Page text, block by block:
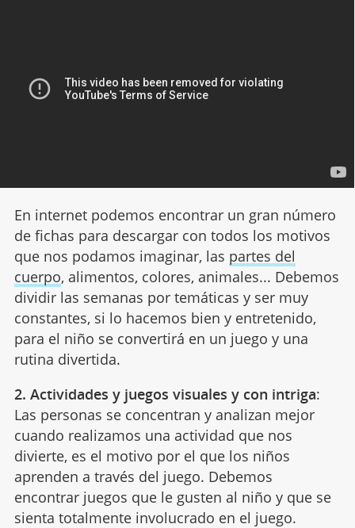
En internet podemos encontrar un gran número
de fichas para descargar con todos los motivos
que nos podamos imaginar, las partes del
cuerpo, alimentos, colores, animales... Debemos
dividir las semanas por temáticas y ser muy
constantes, si lo hacemos bien y entretenido,
para el niño se convertirá en un juego y una
rutina divertida.
2. Actividades y juegos visuales y con intriga:
Las personas se concentran y analizan mejor
cuando realizamos una actividad que nos
divierte, es el motivo por el que los niños
aprenden a través del juego. Debemos
encontrar juegos que le gusten al niño y que se
sienta totalmente involucrado en el juego.